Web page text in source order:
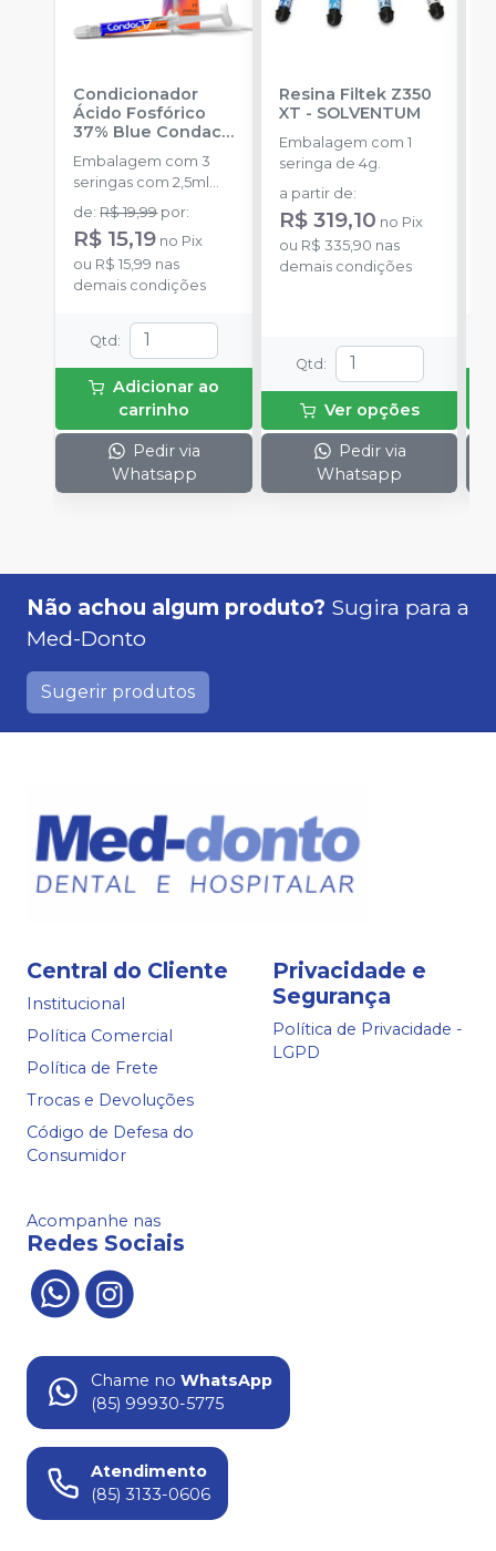
Condicionador
Ácido Fosfórico
37% Blue Condac-
FGM
Embalagem com 3
seringas com 2,5ml
cada uma e 3
ponteiras para
aplicação.
de:R$ 19,99 por:
R$ 15,19 no Pix
ou R$ 15,99 nas
demais condições
Qtd :
Adicionar ao
carrinho
Pedir via
Whatsapp
Resina Filtek Z350
XT - SOLVENTUM
Embalagem com 1
seringa de 4g.
a partir de:
R$ 319,10 no Pix
ou R$ 335,90 nas
demais condições
Qtd :
Ver opções
Pedir via
Whatsapp
Não achou algum produto? Sugira para a
Med-Donto
Sugerir produtos
Central do Cliente
Institucional
Política Comercial
Política de Frete
Trocas e Devoluções
Código de Defesa do
Consumidor
Privacidade e
Segurança
Política de Privacidade -
LGPD
Acompanhe nas
Redes Sociais
Chame no WhatsApp
(85) 99930-5775
Atendimento
(85) 3133-0606